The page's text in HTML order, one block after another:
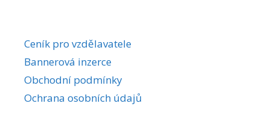
Ceník pro vzdělavatele
Bannerová inzerce
Obchodní podmínky
Ochrana osobních údajů